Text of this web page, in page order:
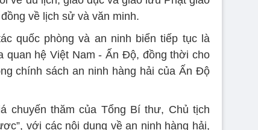
về lịch sử và văn minh.
quốc phòng và an ninh biển tiếp tục là
quan hệ Việt Nam - Ấn Độ, đồng thời cho
chính sách an ninh hàng hải của Ấn Độ
chuyến thăm của Tổng Bí thư, Chủ tịch
với các nội dung về an ninh hàng hải,